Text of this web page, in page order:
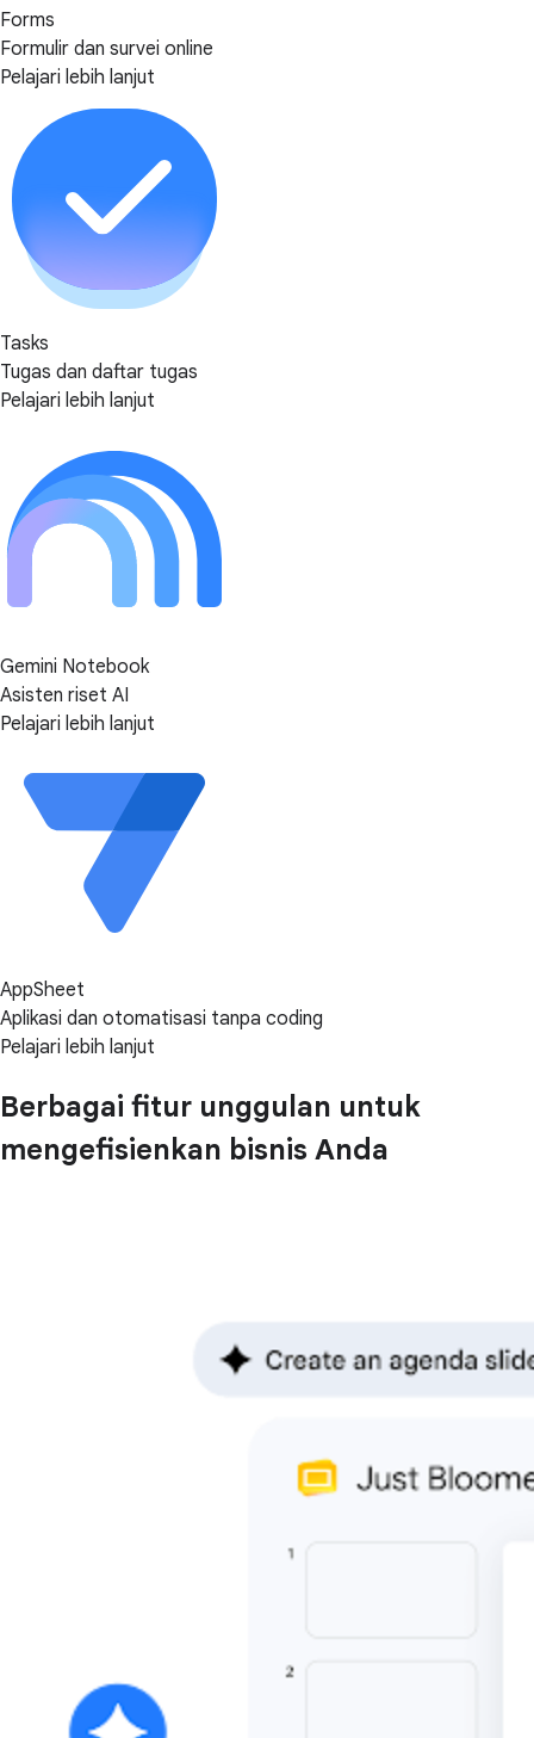
Forms
Formulir dan survei online
Pelajari lebih lanjut
Tasks
Tugas dan daftar tugas
Pelajari lebih lanjut
Gemini Notebook
Asisten riset AI
Pelajari lebih lanjut
AppSheet
Aplikasi dan otomatisasi tanpa coding
Pelajari lebih lanjut
Berbagai fitur unggulan untuk
mengefisienkan bisnis Anda